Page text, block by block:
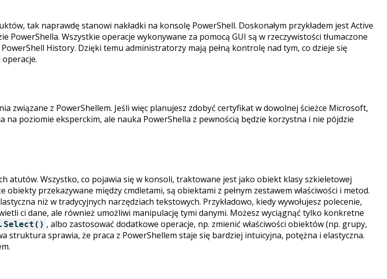
tak naprawdę stanowi nakładki na konsolę PowerShell. Doskonałym przykładem jest Active
Wszystkie operacje wykonywane za pomocą GUI są w rzeczywistości tłumaczone
History. Dzięki temu administratorzy mają pełną kontrolę nad tym, co dzieje się
związane z PowerShellem. Jeśli więc planujesz zdobyć certyfikat w dowolnej ścieżce Microsoft,
poziomie eksperckim, ale nauka PowerShella z pewnością będzie korzystna i nie pójdzie
atutów. Wszystko, co pojawia się w konsoli, traktowane jest jako obiekt klasy szkieletowej
przekazywane między cmdletami, są obiektami z pełnym zestawem właściwości i metod.
niż w tradycyjnych narzędziach tekstowych. Przykładowo, kiedy wywołujesz polecenie,
ci dane, ale również umożliwi manipulację tymi danymi. Możesz wyciągnąć tylko konkretne
.Select() , albo zastosować dodatkowe operacje, np. zmienić właściwości obiektów (np. grupy,
sprawia, że praca z PowerShellem staje się bardziej intuicyjna, potężna i elastyczna.